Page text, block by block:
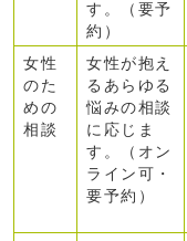
す。（要予
約）
女性
のた
めの
相談
女性が抱え
るあらゆる
悩みの相談
に応じま
す。（オン
ライン可・
要予約）